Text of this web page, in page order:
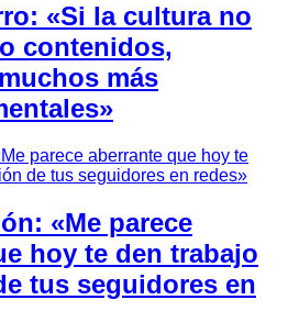
«Si la cultura no
contenidos,
más
«Me parece
hoy te den trabajo
tus seguidores en